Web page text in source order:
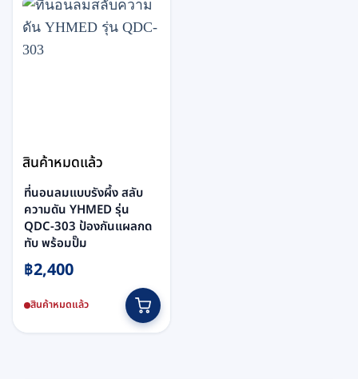
สินค้าหมดแล้ว
ที่นอนลมแบบรังผึ้ง สลับ
ความดัน YHMED รุ่น
QDC-303 ป้องกันแผลกด
ทับ พร้อมปั๊ม
฿2,400
สินค้าหมดแล้ว